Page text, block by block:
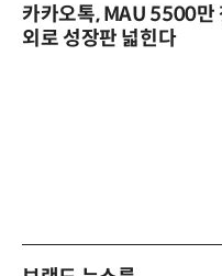
카카오톡, MAU 5500만
외로 성장판 넓힌다